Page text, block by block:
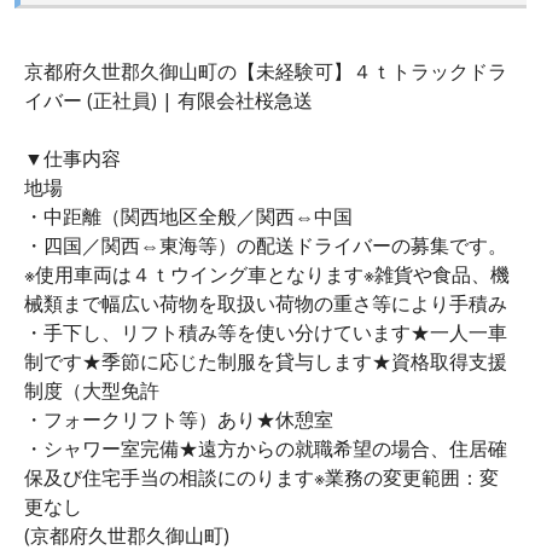
京都府久世郡久御山町の【未経験可】４ｔトラックドラ
イバー (正社員) | 有限会社桜急送
▼仕事内容
地場
・中距離（関西地区全般／関西⇔中国
・四国／関西⇔東海等）の配送ドライバーの募集です。
※使用車両は４ｔウイング車となります※雑貨や食品、機
械類まで幅広い荷物を取扱い荷物の重さ等により手積み
・手下し、リフト積み等を使い分けています★一人一車
制です★季節に応じた制服を貸与します★資格取得支援
制度（大型免許
・フォークリフト等）あり★休憩室
・シャワー室完備★遠方からの就職希望の場合、住居確
保及び住宅手当の相談にのります※業務の変更範囲：変
更なし
(京都府久世郡久御山町)